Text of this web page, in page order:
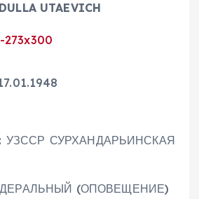
UTAEVICH
УЗССР СУРХАНДАРЬИНСКАЯ
(ОПОВЕЩЕНИЕ)